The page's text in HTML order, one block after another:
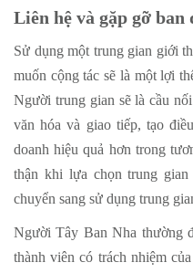
Liên hệ và gặp gỡ ban
Sử dụng một trung gian giới
muốn cộng tác sẽ là một lợi
Người trung gian sẽ là cầu
văn hóa và giao tiếp, tạo
doanh hiệu quả hơn trong
thận khi lựa chọn trung
chuyển sang sử dụng trung
Người Tây Ban Nha thường
thành viên có trách nhiệm